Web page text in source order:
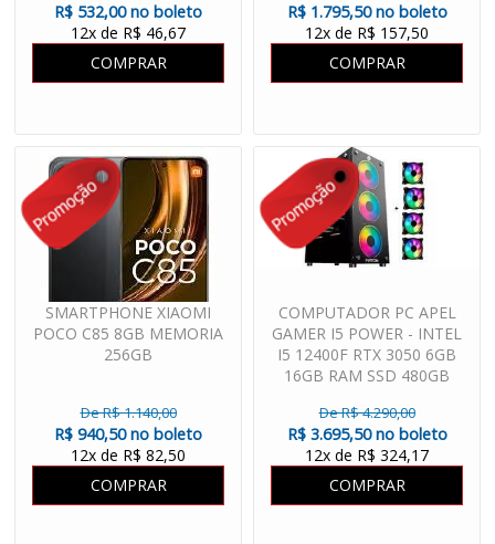
R$ 532,00 no boleto
12x de R$ 46,67
COMPRAR
R$ 1.795,50 no boleto
12x de R$ 157,50
COMPRAR
SMARTPHONE XIAOMI
POCO C85 8GB MEMORIA
256GB
De R$ 1.140,00
R$ 940,50 no boleto
12x de R$ 82,50
COMPRAR
COMPUTADOR PC APEL
GAMER I5 POWER - INTEL
I5 12400F RTX 3050 6GB
16GB RAM SSD 480GB
De R$ 4.290,00
R$ 3.695,50 no boleto
12x de R$ 324,17
COMPRAR